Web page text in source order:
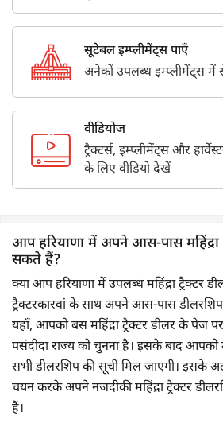
सूटेबल इम्प्लीमेंट्स पाएँ
अनेकों उपलब्ध इम्प्लीमेंट्स में
वीडियोज
ट्रैक्टर्स, इम्प्लीमेंट्स और
के लिए वीडियो देखें
आप हरियाणा में अपने आस-पास महिंद्रा
सकते हैं?
क्या आप हरियाणा में उपलब्ध महिंद्रा ट्रैक्टर
ट्रैक्टरकारवां के साथ अपने आस-पास
यहाँ, आपको बस महिंद्रा ट्रैक्टर डीलर के पेज
पसंदीदा राज्य को चुनना है। इसके बाद
सभी डीलरशिप की सूची मिल जाएगी। इसके
चयन करके अपने नजदीकी महिंद्रा ट्रैक्टर
हैं।